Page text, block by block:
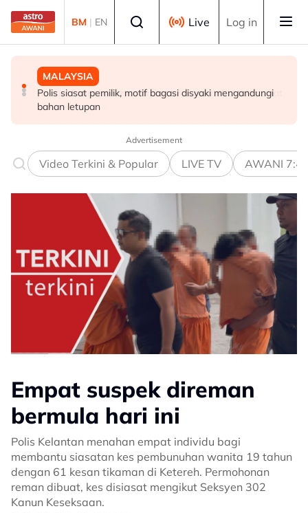
Skip to main content
BM | EN Live Log in
MALAYSIA
Polis siasat pemilik, motif bagasi disyaki mengandungi
bahan letupan
MALAYSIA
Abang Johari enggan dedah isi pertemuan dengan
Agong
MALAYSIA
Jerebu: Enam kawasan di Sarawak catat IPU tidak sihat
Advertisement
Video Terkini & Popular LIVE TV AWANI
Empat suspek direman
bermula hari ini
Polis Kelantan menahan empat individu bagi
membantu siasatan kes pembunuhan wanita 19 tahun
dengan 61 kesan tikaman di Ketereh. Permohonan
reman dibuat, kes disiasat mengikut Seksyen 302
Kanun Keseksaan.